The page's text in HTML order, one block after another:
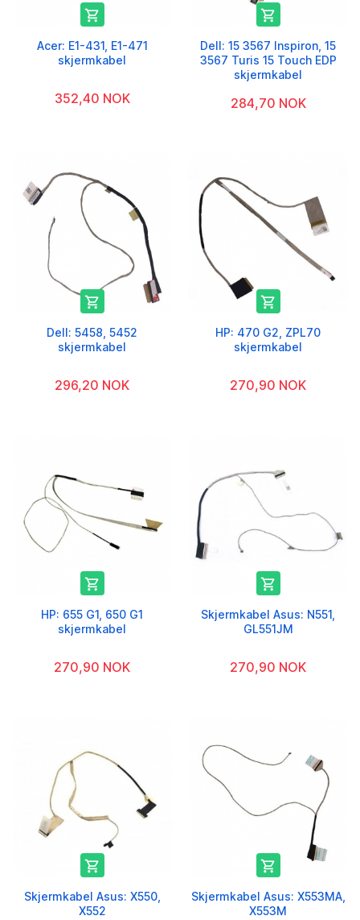

Acer: E1-431, E1-471
skjermkabel
352,40 NOK

Dell: 15 3567 Inspiron, 15
3567 Turis 15 Touch EDP
skjermkabel
284,70 NOK

Dell: 5458, 5452
skjermkabel
296,20 NOK

HP: 470 G2, ZPL70
skjermkabel
270,90 NOK

HP: 655 G1, 650 G1
skjermkabel
270,90 NOK

Skjermkabel Asus: N551,
GL551JM
270,90 NOK

Skjermkabel Asus: X550,
X552

Skjermkabel Asus: X553MA,
X553M